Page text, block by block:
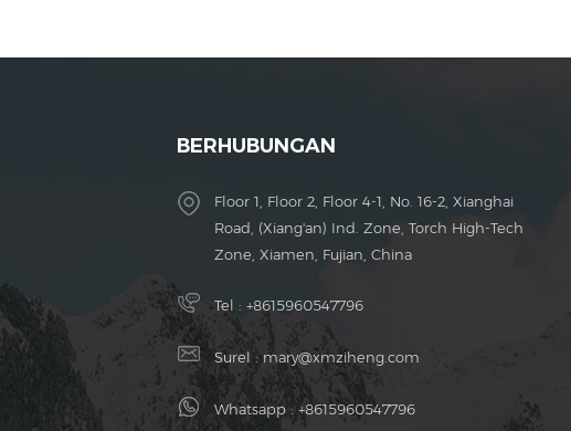
BERHUBUNGAN
Floor 1, Floor 2, Floor 4-1, No. 16-2, Xianghai
Road, (Xiang'an) Ind. Zone, Torch High-Tech
Zone, Xiamen, Fujian, China
Tel : +8615960547796
Surel :mary@xmziheng.com
Whatsapp :+8615960547796